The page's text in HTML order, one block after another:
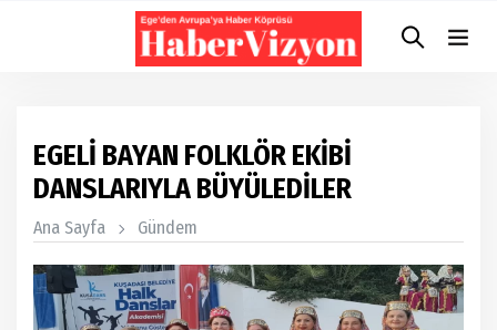
EGELİ BAYAN FOLKLÖR EKİBİ
DANSLARIYLA BÜYÜLEDİLER
Ana Sayfa Gündem